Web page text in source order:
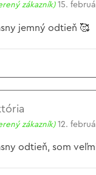
zákazník) 15.
jemný odtieň 🥰
zákazník) 12.
odtieň, som